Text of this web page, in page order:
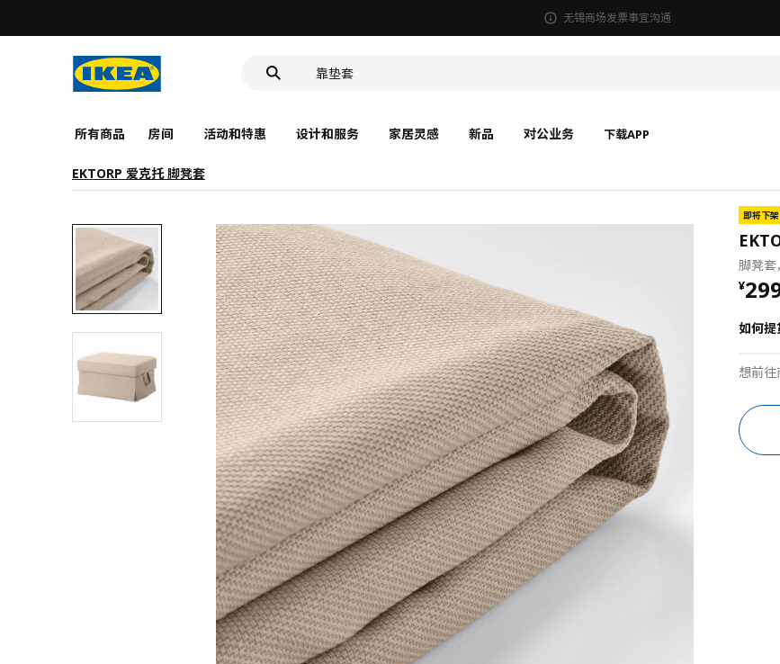
无锡商场发票事宜沟通
靠垫套
食品盒
所有商品 房间 活动和特惠 设计和服务 家居灵感 新品 对公业务 下载APP
EKTORP 爱克托 脚凳套
即将下架
脚凳
¥
¥
如何提
想前往